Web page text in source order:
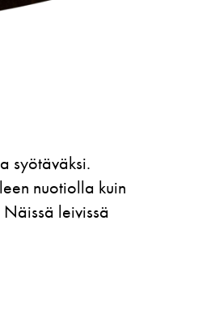
syötäväksi.
nuotiolla kuin
leivissä